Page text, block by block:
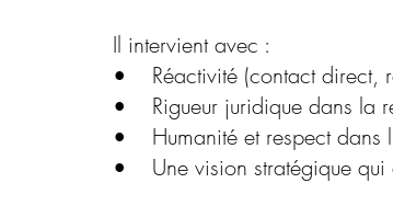
Il intervient avec :
• Réactivité (contact direct,
• Rigueur juridique dans la
• Humanité et respect dans
• Une vision stratégique qui